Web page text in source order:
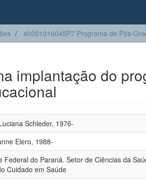
40001016045P7 Programa de Pós-
implantação do
Schleder, 1976-
Elero, 1988-
Federal do Paraná. Setor de Ciências da
Cuidado em Saúde